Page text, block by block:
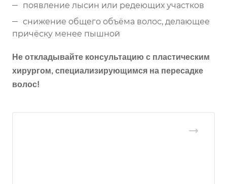
появление лысин или редеющих участков
снижение общего объёма волос, делающее
причёску менее пышной
Не откладывайте консультацию с пластическим
хирургом, специализирующимся на пересадке
волос!